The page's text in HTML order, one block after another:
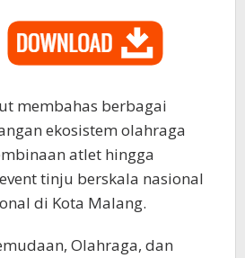
membahas berbagai
ekosistem olahraga
atlet hingga
tinju berskala nasional
di Kota Malang.
Olahraga, dan